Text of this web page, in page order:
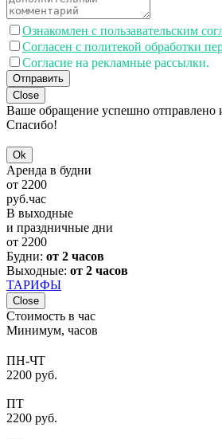
Ознакомлен с пользавательским
Согласен с политекой обработки
Согласие на рекламные рассылки.
Отправить
Close
Ваше обращение успешно отправлено
Спасибо!
Ok
Аренда в будни
от 2200
руб.час
В выходные
и праздничные дни
от 2200
Будни: от 2 часов
Выходные: от 2 часов
ТАРИФЫ
Close
Стоимость в час
Минимум, часов
ПН-ЧТ
2200 руб.
ПТ
2200 руб.